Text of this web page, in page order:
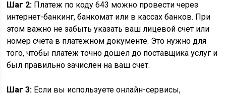
Шаг 2: Платеж по коду 643 можно провести через
интернет-банкинг, банкомат или в кассах банков. При
этом важно не забыть указать ваш лицевой счет или
номер счета в платежном документе. Это нужно для
того, чтобы платеж точно дошел до поставщика услуг и
был правильно зачислен на ваш счет.
Шаг 3: Если вы используете онлайн-сервисы,